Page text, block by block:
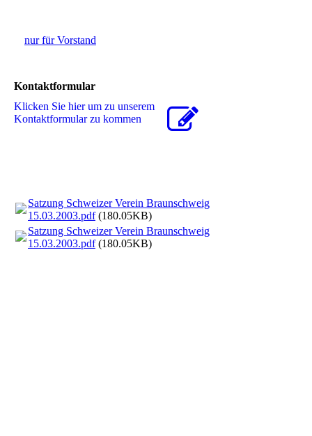
nur für Vorstand
Kontaktformular
Klicken Sie hier um zu unserem
Kon­takt­for­mu­lar zu kommen
Satzung Schweizer Verein Braunschweig
15.03.2003.pdf(180.05KB)
Satzung Schweizer Verein Braunschweig
15.03.2003.pdf(180.05KB)